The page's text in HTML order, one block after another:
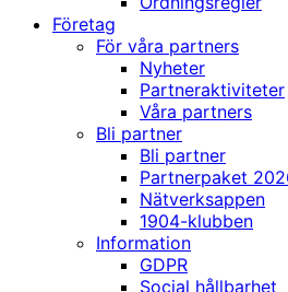
Företag
För våra partners
Nyheter
Partneraktiviteter
Våra partners
Bli partner
Bli partner
Partnerpaket
Nätverksappen
1904-klubben
Information
GDPR
Social hållbarhet